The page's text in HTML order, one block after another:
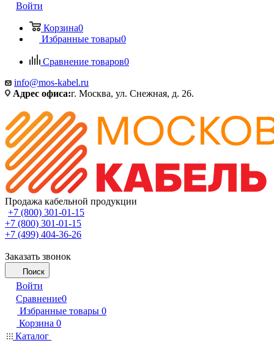
Войти
Корзина0
Избранные товары0
Сравнение товаров0
info@mos-kabel.ru
Адрес офиса:г. Москва, ул. Снежная, д. 26.
Продажа кабельной продукции
+7 (800) 301-01-15
+7 (800) 301-01-15
+7 (499) 404-36-26
Заказать звонок
Поиск
Войти
Сравнение0
Избранные товары 0
Корзина 0
Каталог